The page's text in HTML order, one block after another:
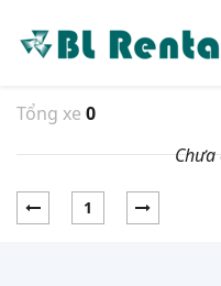
Tổng xe 0
Chưa
1